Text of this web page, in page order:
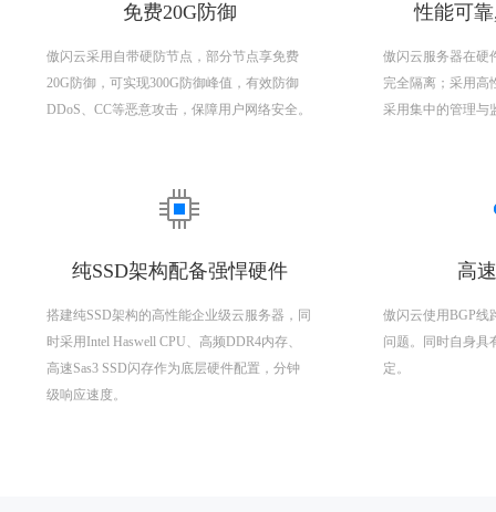
免费20G防御
傲闪云采用自带硬防节点，部分节点享免费
20G防御，可实现300G防御峰值，有效防御
DDoS、CC等恶意攻击，保障用户网络安全。
性能可
傲闪云服务器在硬
完全隔离；采用高
采用集中的管理与
纯SSD架构配备强悍硬件
搭建纯SSD架构的高性能企业级云服务器，同
时采用Intel Haswell CPU、高频DDR4内存、
高速Sas3 SSD闪存作为底层硬件配置，分钟
级响应速度。
高
傲闪云使用BGP线
问题。同时自身具
定。